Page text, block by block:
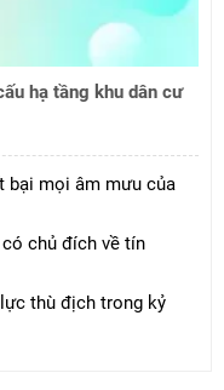
hạ tầng khu dân cư
bại mọi âm mưu của
chủ đích về tín
thù địch trong kỷ